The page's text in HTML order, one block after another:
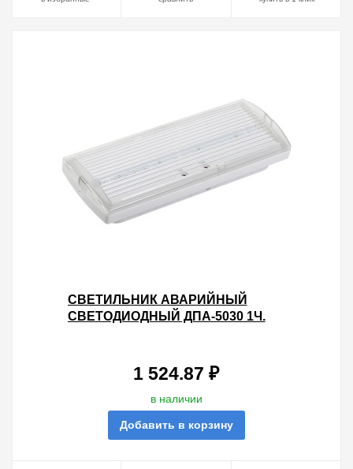
СВЕТИЛЬНИК АВАРИЙНЫЙ
СВЕТОДИОДНЫЙ ДПА-5030 1Ч.
ОСВЕЩЕНИЯ1 524.87 ₽
в наличии
Добавить в корзину